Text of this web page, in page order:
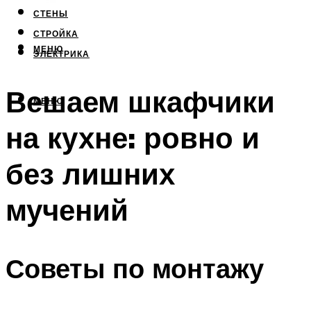
СТЕНЫ
СТРОЙКА
ЭЛЕКТРИКА
МЕНЮ
МЕНЮ
Вешаем шкафчики
на кухне: ровно и
без лишних
мучений
Советы по монтажу